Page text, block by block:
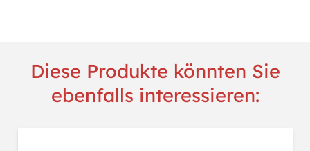
Diese Produkte könnten Sie
ebenfalls interessieren: